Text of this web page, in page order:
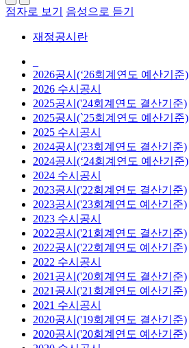
점자로 보기 음성으로 듣기
재정공시란
2026공시(‘26회계연도 예산기준)
2026 수시공시
2025공시('24회계연도 결산기준)
2025공시(`25회계연도 예산기준)
2025 수시공시
2024공시('23회계연도 결산기준)
2024공시(‘24회계연도 예산기준)
2024 수시공시
2023공시('22회계연도 결산기준)
2023공시('23회계연도 예산기준)
2023 수시공시
2022공시('21회계연도 결산기준)
2022공시('22회계연도 예산기준)
2022 수시공시
2021공시('20회계연도 결산기준)
2021공시('21회계연도 예산기준)
2021 수시공시
2020공시('19회계연도 결산기준)
2020공시('20회계연도 예산기준)